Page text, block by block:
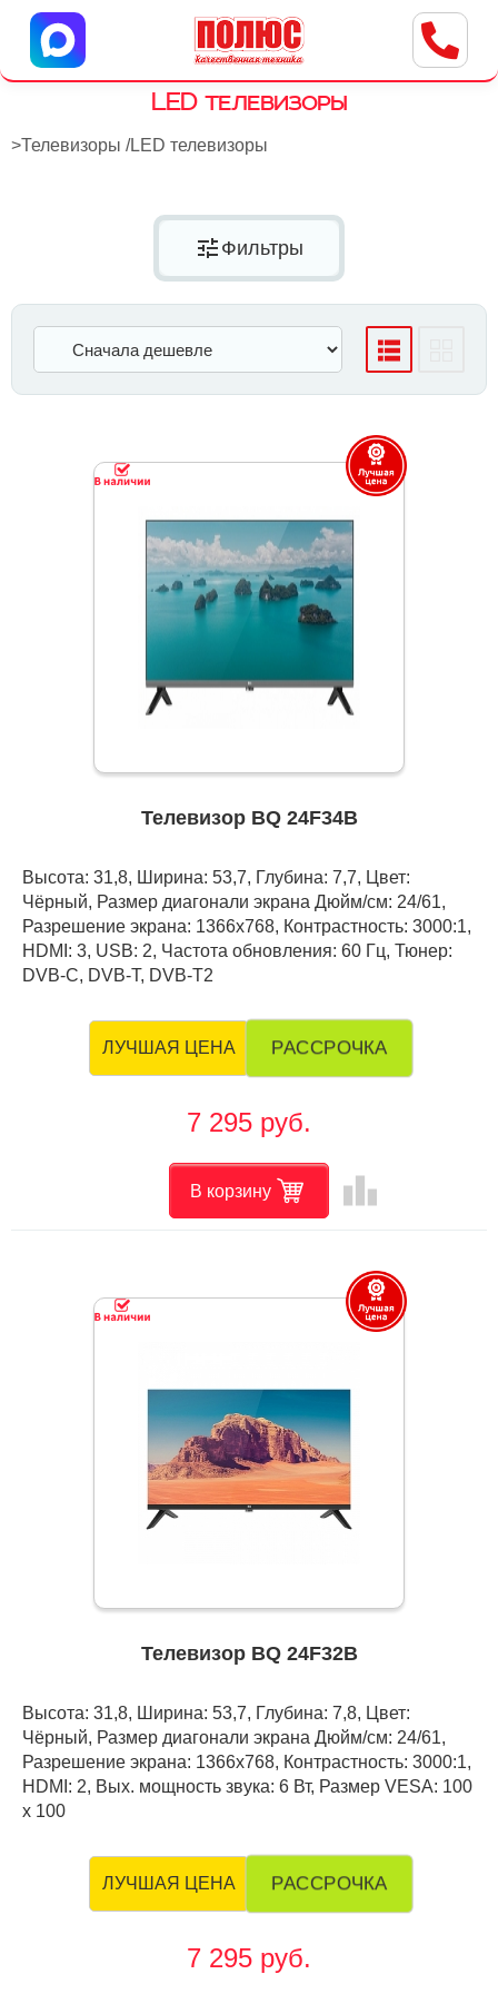
Центр бытовой техники
г. Ульяновск, ул. Пушкарева, 8a
LED телевизоры
>Телевизоры /LED телевизоры
tune Фильтры
Телевизор BQ 24F34B
Высота: 31,8, Ширина: 53,7, Глубина: 7,7, Цвет:
Чёрный, Размер диагонали экрана Дюйм/см: 24/61,
Разрешение экрана: 1366x768, Контрастность: 3000:1,
HDMI: 3, USB: 2, Частота обновления: 60 Гц, Тюнер:
DVB-C, DVB-T, DVB-T2
ЛУЧШАЯ ЦЕНА РАССРОЧКА
7 295 руб.
В корзину leaderboard
Телевизор BQ 24F32B
Высота: 31,8, Ширина: 53,7, Глубина: 7,8, Цвет:
Чёрный, Размер диагонали экрана Дюйм/см: 24/61,
Разрешение экрана: 1366x768, Контрастность: 3000:1,
HDMI: 2, Вых. мощность звука: 6 Вт, Размер VESA: 100
х 100
ЛУЧШАЯ ЦЕНА РАССРОЧКА
7 295 руб.